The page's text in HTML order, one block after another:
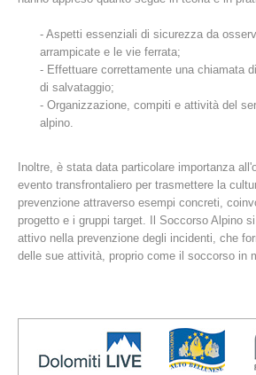
Stazioni del soccorso alpino
- Aspetti essenziali di sicurezza da
arrampicate e le vie ferrata;
- Effettuare correttamente una chiamata
di salvataggio;
- Organizzazione, compiti e attività del
alpino.
Inoltre, è stata data particolare importanza
evento transfrontaliero per trasmettere la
prevenzione attraverso esempi concreti,
progetto e i gruppi target. Il Soccorso Alpino
attivo nella prevenzione degli incidenti, che
delle sue attività, proprio come il soccorso in